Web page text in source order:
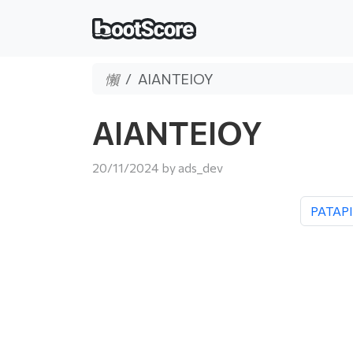
ΑΙΑΝΤΕΙΟΥ
ΑΙΑΝΤΕΙΟΥ
20/11/2024 by ads_dev